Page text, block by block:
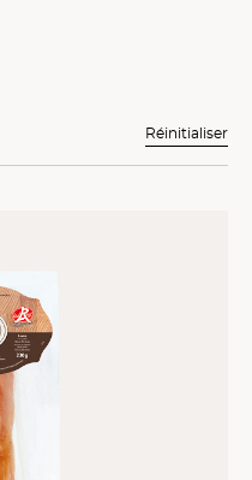
Réinitialiser